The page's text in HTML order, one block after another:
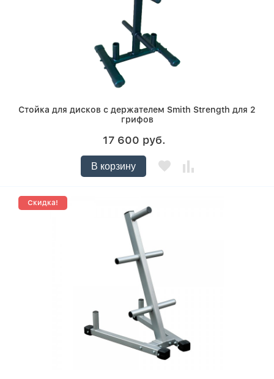
Стойка для дисков с держателем Smith Strength для 2
грифов
17 600 руб.
В корзину
Скидка!